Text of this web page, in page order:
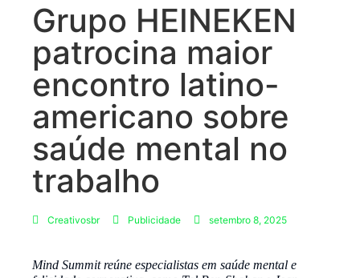
Grupo HEINEKEN
patrocina maior
encontro latino-
americano sobre
saúde mental no
trabalho
Creativosbr Publicidade setembro 8, 2025
Mind Summit reúne especialistas em saúde mental e